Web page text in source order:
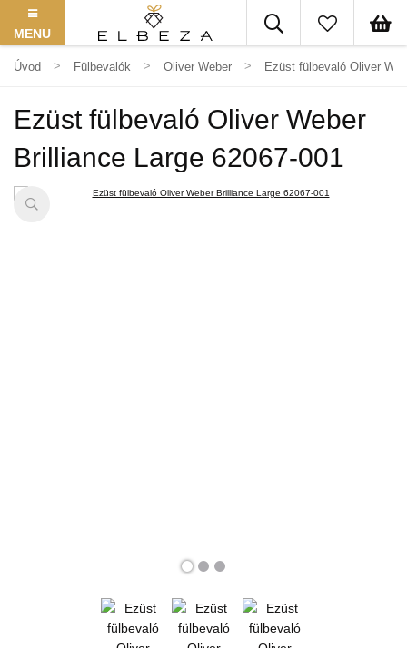
MENU
Úvod Fülbevalók Oliver Weber Ezüst fülbevaló Oliver
Ezüst fülbevaló Oliver Weber
Brilliance Large 62067-001